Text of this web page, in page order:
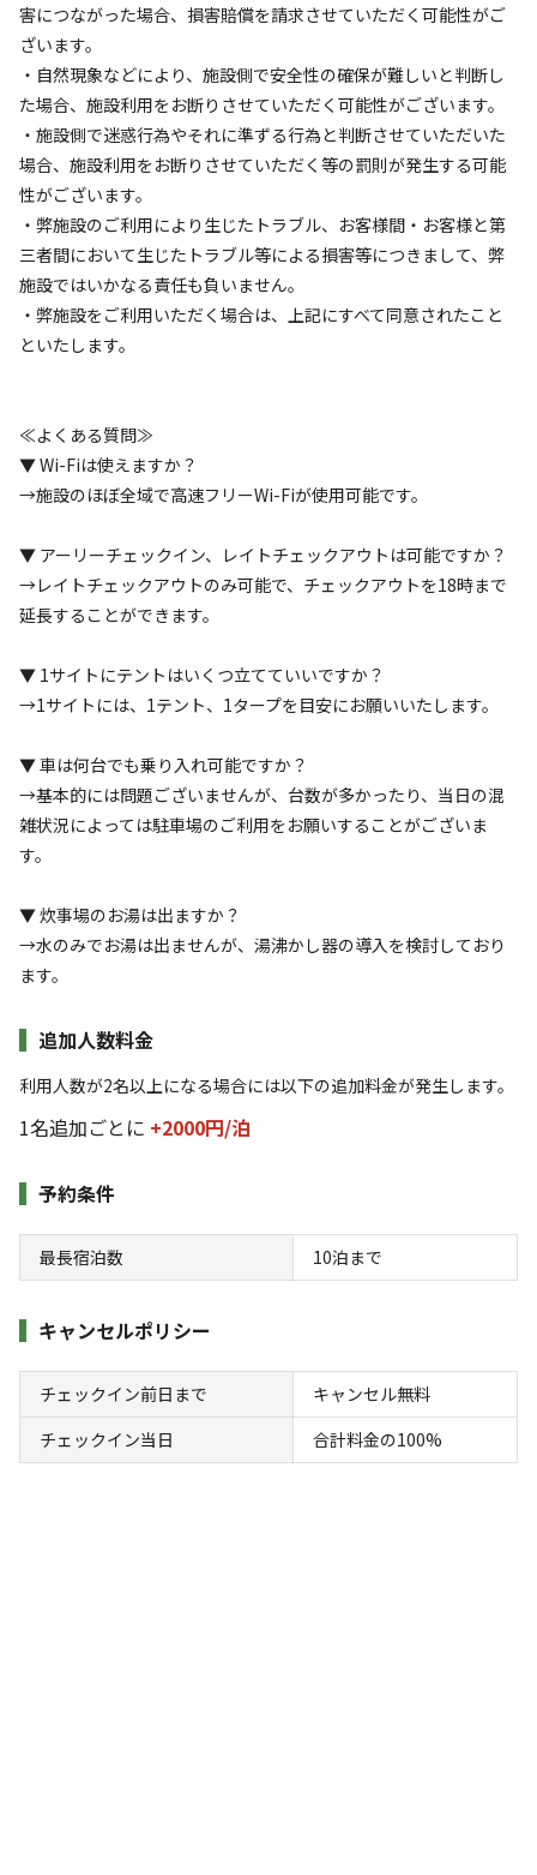
害につながった場合、損害賠償を請求させていただく可能性がご
ざいます。
・自然現象などにより、施設側で安全性の確保が難しいと判断し
た場合、施設利用をお断りさせていただく可能性がございます。
・施設側で迷惑行為やそれに準ずる行為と判断させていただいた
場合、施設利用をお断りさせていただく等の罰則が発生する可能
性がございます。
・弊施設のご利用により生じたトラブル、お客様間・お客様と第
三者間において生じたトラブル等による損害等につきまして、弊
施設ではいかなる責任も負いません。
・弊施設をご利用いただく場合は、上記にすべて同意されたこと
といたします。
≪よくある質問≫
▼ Wi-Fiは使えますか？
→施設のほぼ全域で高速フリーWi-Fiが使用可能です。
▼ アーリーチェックイン、レイトチェックアウトは可能ですか？
→レイトチェックアウトのみ可能で、チェックアウトを18時まで
延長することができます。
▼ 1サイトにテントはいくつ立てていいですか？
→1サイトには、1テント、1タープを目安にお願いいたします。
▼ 車は何台でも乗り入れ可能ですか？
→基本的には問題ございませんが、台数が多かったり、当日の混
雑状況によっては駐車場のご利用をお願いすることがございま
す。
▼ 炊事場のお湯は出ますか？
→水のみでお湯は出ませんが、湯沸かし器の導入を検討しており
ます。
追加人数料金
利用人数が2名以上になる場合には以下の追加料金が発生します。
1名追加ごとに +2000円/泊
予約条件
最長宿泊数 10泊まで
キャンセルポリシー
チェックイン前日まで
キャンセル無料
チェックイン当日
合計料金の100%
⛺デイキャンプ【乗り物はオプションで追
加】
AC電
源
車両乗り
入れ
たき
火 花火 喫煙
ペット同
伴
リードフ
リー
地面: 土 定員: 10名
料金目安：1,000円/ 日
※利用日、人数によって変動する場合があります。
詳細・空き確認
総合評価
管理
5
設備
5
こちらのキャンプ場は今回で2回目の宿泊での利用で
細石エリアを使用しました。トイレが清潔に保たれてお
りウォシュレット付きなのも嬉しいです。山間で目の前
に...もっと見る
利用区画
フリーサイト
総合評価
管理
アクセスのよさ
浜松にもこんなに自然に溢れる場所があったことに驚か
地良かったです。オシャレなBARもあり、友人と楽しく
同伴者